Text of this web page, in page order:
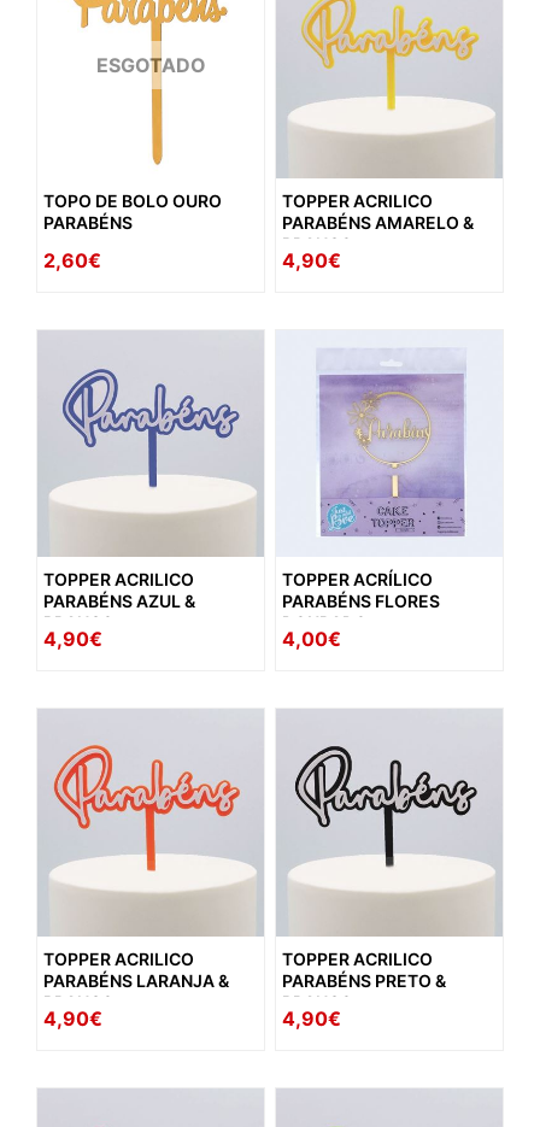
ESGOTADO
TOPO DE BOLO OURO
PARABÉNS
2,60€
TOPPER ACRILICO
PARABÉNS AMARELO &
BRANCO
4,90€
TOPPER ACRILICO
PARABÉNS AZUL &
BRANCO
4,90€
TOPPER ACRÍLICO
PARABÉNS FLORES
DOURADO
4,00€
TOPPER ACRILICO
PARABÉNS LARANJA &
BRANCO
4,90€
TOPPER ACRILICO
PARABÉNS PRETO &
BRANCO
4,90€